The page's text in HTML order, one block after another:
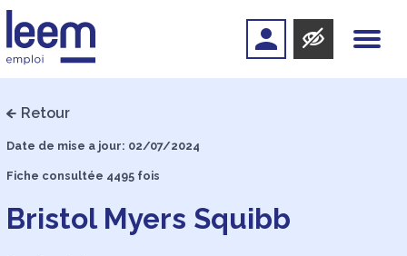
Retour
Date de mise a jour: 02/07/2024
Fiche consultée 4495 fois
Bristol Myers Squibb